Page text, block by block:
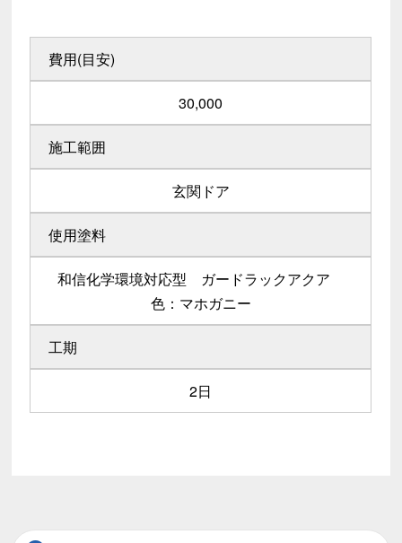
費用(目安)
30,000
施工範囲
玄関ドア
使用塗料
和信化学環境対応型 ガードラックアクア
色：マホガニー
工期
2日